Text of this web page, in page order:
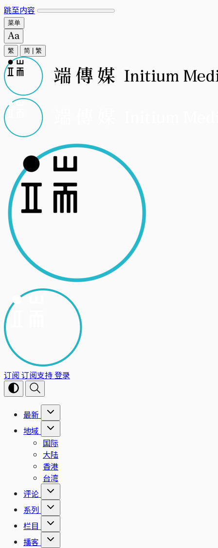
跳至内容
菜单
繁 简 繁
订阅 订阅支持登录
最新
地域
国际
大陆
香港
台湾
评论
系列
栏目
播客